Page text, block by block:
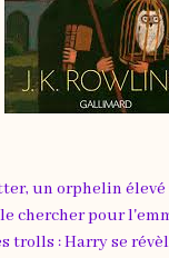
un orphelin
chercher pour
trolls : Harry se